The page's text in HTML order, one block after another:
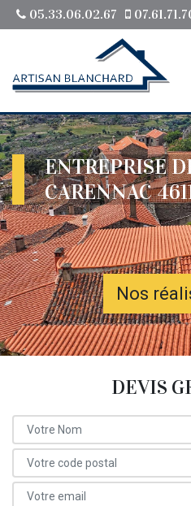
05.33.06.02.67
ENTREPRISE
CARENNAC
Nos
DEVIS